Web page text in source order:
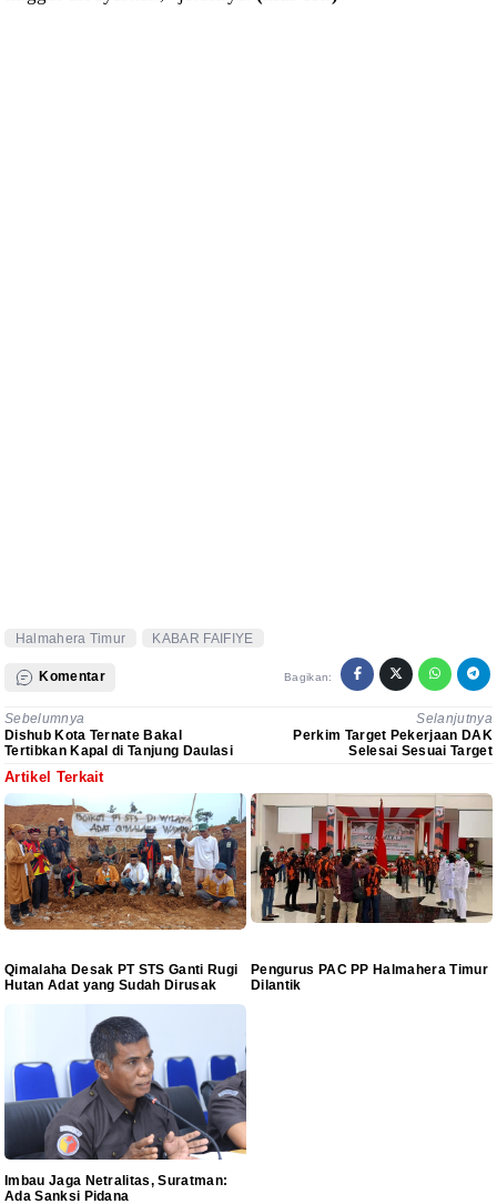
Halmahera Timur KABAR FAIFIYE
Komentar Bagikan:
Sebelumnya
Dishub Kota Ternate Bakal
Tertibkan Kapal di Tanjung Daulasi
Selanjutnya
Perkim Target Pekerjaan DAK
Selesai Sesuai Target
Artikel Terkait
Qimalaha Desak PT STS Ganti Rugi
Hutan Adat yang Sudah Dirusak
Pengurus PAC PP Halmahera Timur
Dilantik
Imbau Jaga Netralitas, Suratman:
Ada Sanksi Pidana